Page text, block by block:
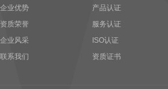
企业优势
资质荣誉
企业风采
联系我们
产品认证
服务认证
ISO认证
资质证书